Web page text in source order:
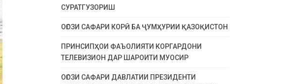
СУРАТГУЗОРИШ
ОҒОЗИ САФАРИ КОРӢ БА ҶУМҲУРИИ ҚАЗОҚИСТОН
ПРИНСИПҲОИ ФАЪОЛИЯТИ КОРГАРДОНИ
ТЕЛЕВИЗИОН ДАР ШАРОИТИ МУОСИР
ОҒОЗИ САФАРИ ДАВЛАТИИ ПРЕЗИДЕНТИ